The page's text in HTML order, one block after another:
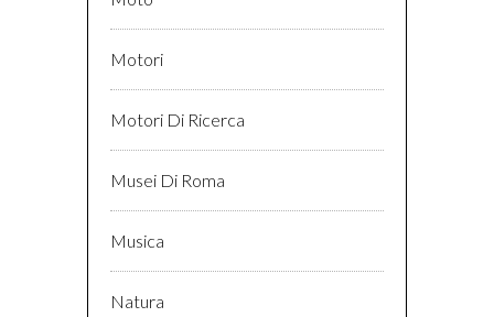
Motori
Motori Di Ricerca
Musei Di Roma
Musica
Natura